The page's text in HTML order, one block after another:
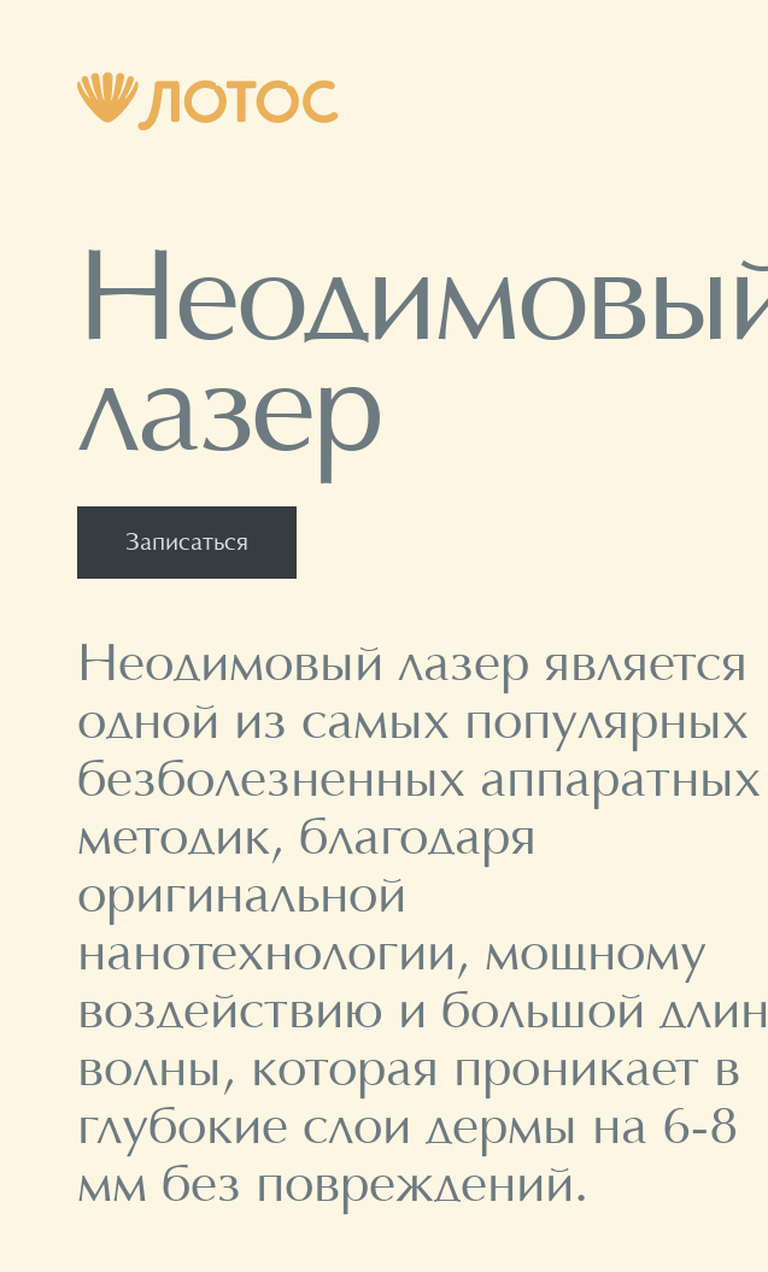
лазер
Записаться
Неодимовый лазер является
одной из самых популярных
безболезненных аппаратных
методик, благодаря
оригинальной
нанотехнологии, мощному
воздействию и большой
волны, которая проникает в
глубокие слои дермы на 6-8
мм без повреждений.